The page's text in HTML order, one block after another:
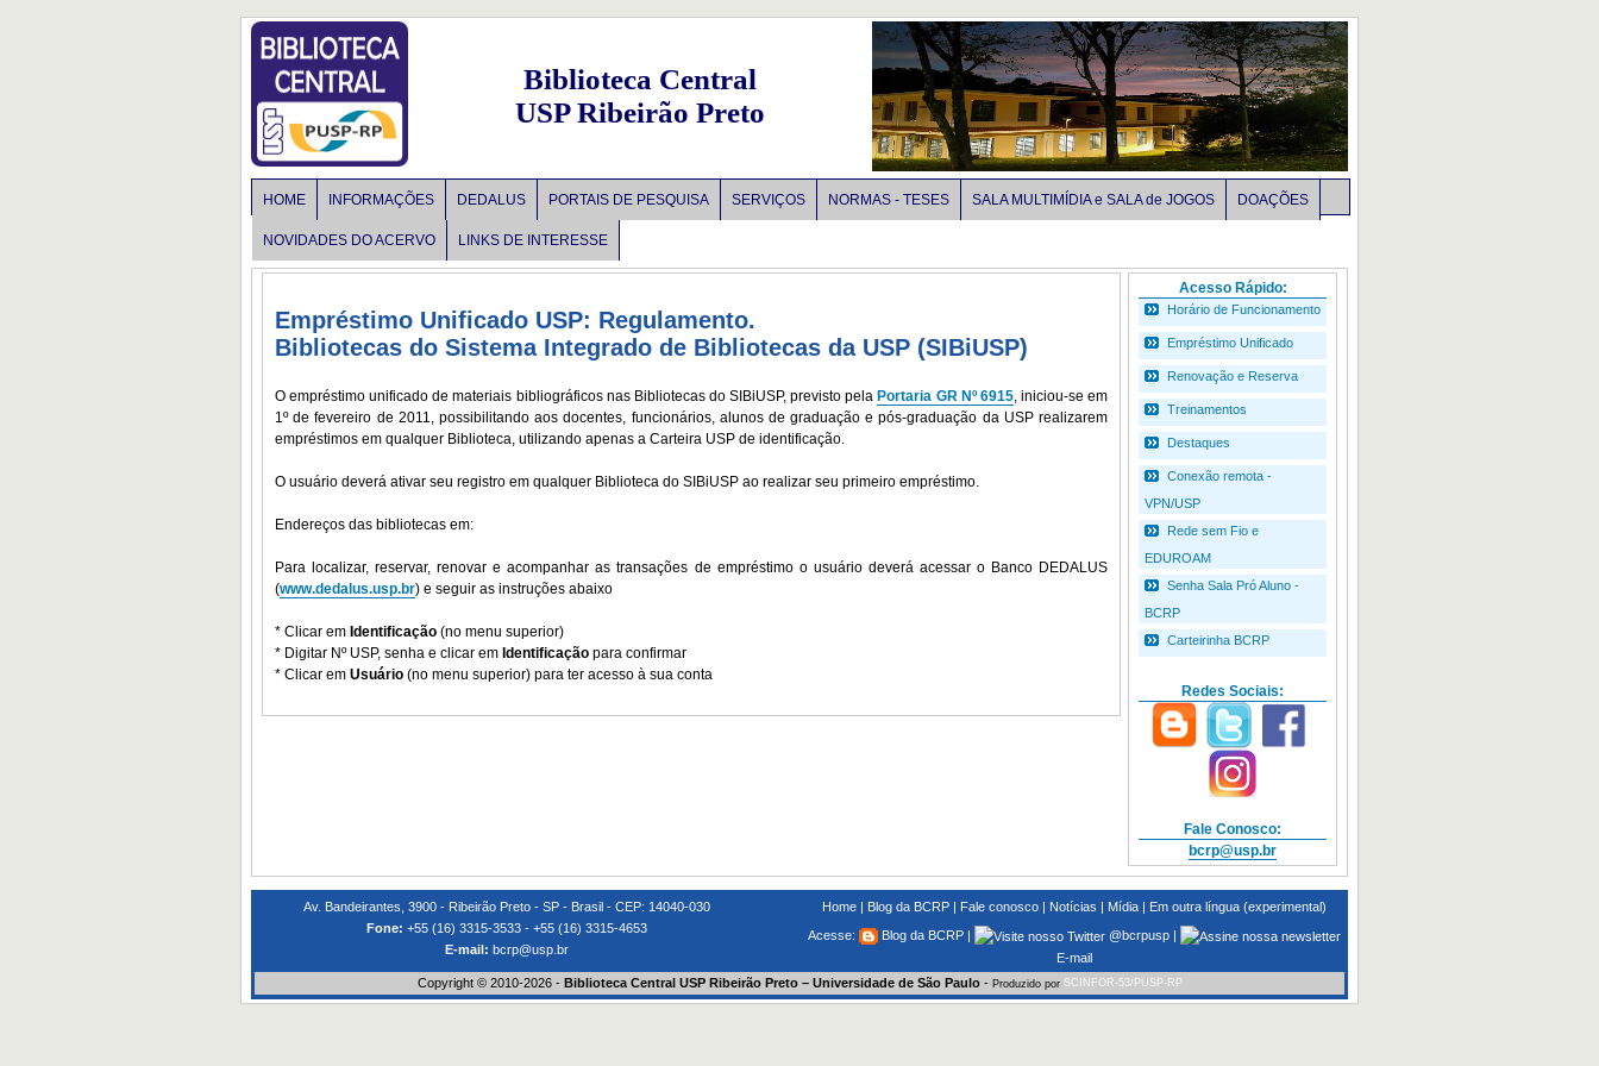
Biblioteca Central
USP Ribeirão Preto
HOME INFORMAÇÕES DEDALUS PORTAIS DE PESQUISA SERVIÇOS NORMAS - TESES SALA MULTIMÍDIA e SALA de JOGOS DOAÇÕES
NOVIDADES DO ACERVO LINKS DE INTERESSE
Empréstimo Unificado USP: Regulamento.
Bibliotecas do Sistema Integrado de Bibliotecas da USP (SIBiUSP)
O empréstimo unificado de materiais bibliográficos nas Bibliotecas do SIBiUSP, previsto pela Portaria GR Nº 6915, iniciou-se em
1º de fevereiro de 2011, possibilitando aos docentes, funcionários, alunos de graduação e pós-graduação da USP realizarem
empréstimos em qualquer Biblioteca, utilizando apenas a Carteira USP de identificação.
O usuário deverá ativar seu registro em qualquer Biblioteca do SIBiUSP ao realizar seu primeiro empréstimo.
Endereços das bibliotecas em:
Para localizar, reservar, renovar e acompanhar as transações de empréstimo o usuário deverá acessar o Banco DEDALUS
(www.dedalus.usp.br) e seguir as instruções abaixo
* Clicar em Identificação (no menu superior)
* Digitar Nº USP, senha e clicar em Identificação para confirmar
* Clicar em Usuário (no menu superior) para ter acesso à sua conta
Acesso Rápido:
Horário de Funcionamento
Empréstimo Unificado
Renovação e Reserva
Treinamentos
Destaques
Conexão remota -
VPN/USP
Rede sem Fio e
EDUROAM
Senha Sala Pró Aluno -
BCRP
Carteirinha BCRP
Redes Sociais:
Fale Conosco:
bcrp@usp.br
Av. Bandeirantes, 3900 - Ribeirão Preto - SP - Brasil - CEP: 14040-030
Fone: +55 (16) 3315-3533 - +55 (16) 3315-4653
E-mail: bcrp@usp.br
Home | Blog da BCRP | Fale conosco | Notícias | Mídia | Em outra língua (experimental)
Acesse:
Blog da BCRP | @bcrpusp |
E-mail
Copyright © 2010-2026 - Biblioteca Central USP Ribeirão Preto – Universidade de São Paulo-Produzido por SCINFOR-53/PUSP-RP